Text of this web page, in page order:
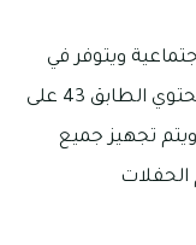
ويتوفر في
طابق الميزانين قاعة تتسع لعدد من الأشخاص يتراوح بين 5 إلى 35 شخصًا. بالإضافة إلى ذلك، يحتوي الطابق 43 على
تجهيز جميع
الحفلات